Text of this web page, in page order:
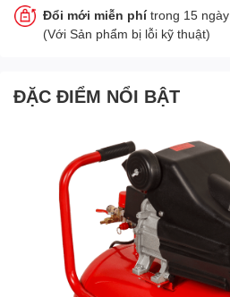
Đổi mới miễn phítrong 15 ngày
(Với Sản phẩm bị lỗi kỹ thuật)
ĐẶC ĐIỂM NỔI BẬT